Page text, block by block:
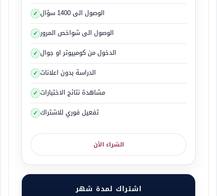
الوصول الى 1400 سؤال
الوصول الى شواخص المرور
الدخول من كومبيوتر او جوال
الدراسة بدون اعلانات
مشاهدة نتائج الاختبارات
تفعيل فوري للاشتراك
الشراء الأن
اشتراك لمدة شهر